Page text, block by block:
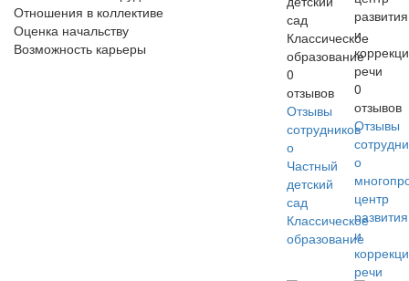
Отношения в коллективе
Оценка начальству
Возможность карьеры
сад
Классическое
образование
0
отзывов
Отзывы
сотрудников
о
Частный
детский
сад
Классическое
образование
развития
и
речи
0
отзывов
Отзывы
о
центр
развития
и
речи